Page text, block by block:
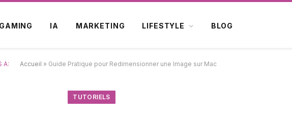
GAMING IA MARKETING LIFESTYLE BLOG
À: Accueil » Guide Pratique pour Redimensionner une Image sur Mac
TUTORIELS